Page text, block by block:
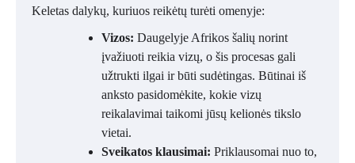
Keletas dalykų, kuriuos reikėtų turėti omenyje:
Vizos: Daugelyje Afrikos šalių norint
įvažiuoti reikia vizų, o šis procesas gali
užtrukti ilgai ir būti sudėtingas. Būtinai iš
anksto pasidomėkite, kokie vizų
reikalavimai taikomi jūsų kelionės tikslo
vietai.
Sveikatos klausimai: Priklausomai nuo to,